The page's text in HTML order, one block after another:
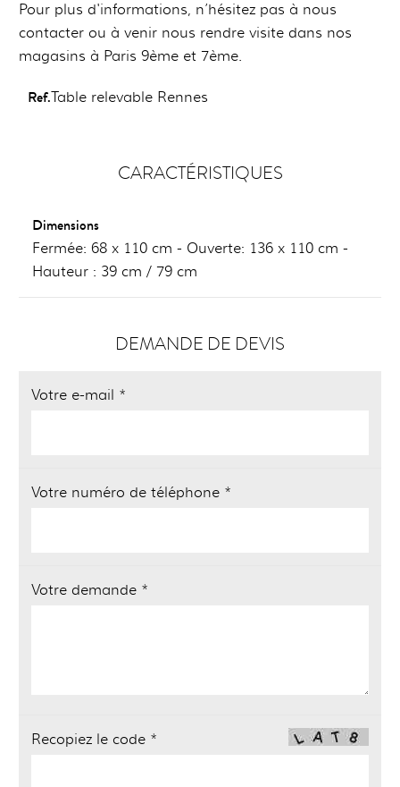
Pour plus d'informations, n’hésitez pas à nous
contacter ou à venir nous rendre visite dans nos
magasins à Paris 9ème et 7ème.
Ref.Table relevable Rennes
CARACTÉRISTIQUES
Dimensions
Fermée: 68 x 110 cm - Ouverte: 136 x 110 cm -
Hauteur : 39 cm / 79 cm
DEMANDE DE DEVIS
Votre e-mail *
Votre numéro de téléphone *
Votre demande *
Recopiez le code *